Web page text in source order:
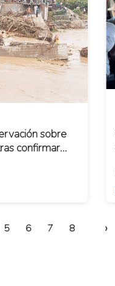
sobre
confirmar
5 6 7 8 ›